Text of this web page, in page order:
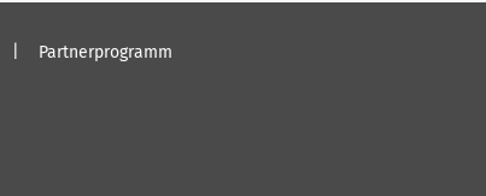
Partnerprogramm